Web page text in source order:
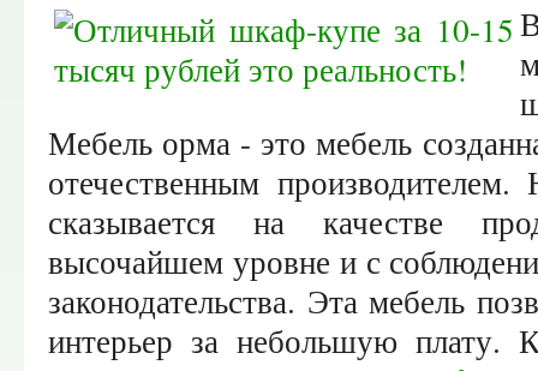
Мебель орма - это мебель
отечественным
сказывается на качестве
высочайшем уровне и с
законодательства. Эта мебель
интерьер за небольшую плату.